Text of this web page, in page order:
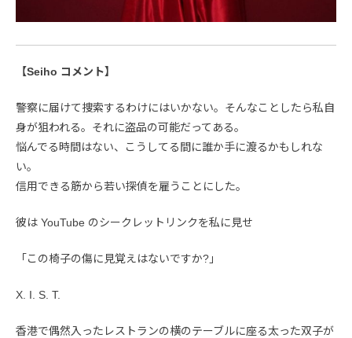
【Seiho コメント】
警察に届けて捜索するわけにはいかない。そんなことしたら私自
身が狙われる。それに盗品の可能だってある。
悩んでる時間はない、こうしてる間に誰か手に渡るかもしれな
い。
信用できる筋から若い探偵を雇うことにした。
彼は YouTube のシークレットリンクを私に見せ
「この椅子の傷に見覚えはないですか?」
X. I. S. T.
香港で偶然入ったレストランの横のテーブルに座る太った双子が